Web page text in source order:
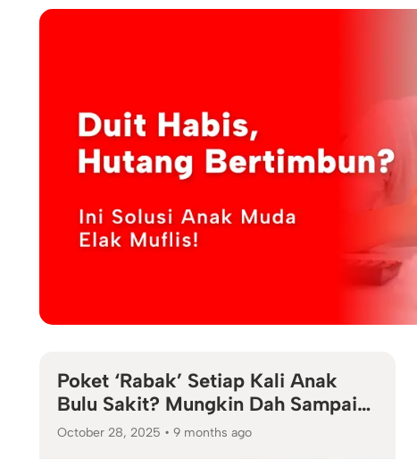
Poket ‘Rabak’ Setiap Kali Anak
Bulu Sakit? Mungkin Dah Sampai
Masa Ambil Insurans Kucing!
October 28, 2025 • 9 months ago